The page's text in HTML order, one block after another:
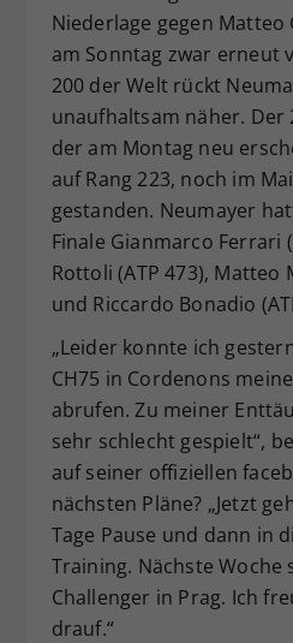
Niederlage gegen Matteo
am Sonntag zwar erneut
200 der Welt rückt
unaufhaltsam näher. Der
der am Montag neu
auf Rang 223, noch im
gestanden. Neumayer
Finale Gianmarco Ferrari
Rottoli (ATP 473), Matteo
und Riccardo Bonadio
„Leider konnte ich
CH75 in Cordenons
abrufen. Zu meiner
sehr schlecht gespielt“,
auf seiner offiziellen
nächsten Pläne? „Jetzt
Tage Pause und dann in
Training. Nächste Woche
Challenger in Prag. Ich
drauf.“
Zweck
Dieser Wert
Einstellungen.
zufällig
historische
Webseiten-
hat.